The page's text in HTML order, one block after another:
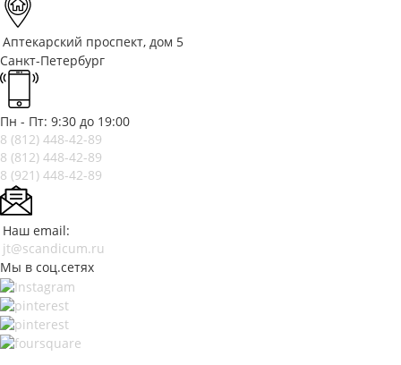
Аптекарский проспект, дом 5
Санкт-Петербург
Пн - Пт: 9:30 до 19:00
8 (812) 448-42-89
8 (812) 448-42-89
8 (921) 448-42-89
Наш email:
jt@scandicum.ru
Мы в соц.сетях